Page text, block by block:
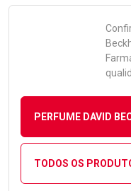
PERFUME DAVID
TODOS OS